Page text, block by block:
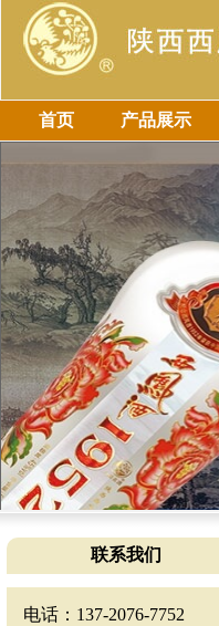
首页 产品展示
联系我们
电话：137-2076-7752